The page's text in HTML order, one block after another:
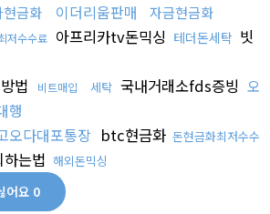
현금화 이더리움판매 자금현금화
저수수료 아프리카tv돈믹싱 테더돈세탁 빗
법 비트매입 세탁 국내거래소fds증빙 오
행
오다대포통장 btc현금화 돈현금화최저수수
는법 해외돈믹싱
어요 0